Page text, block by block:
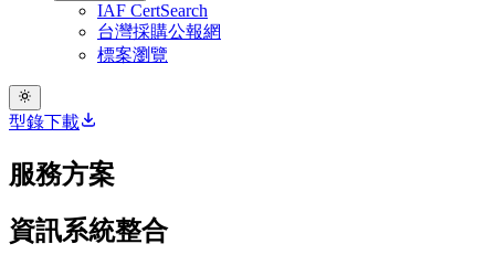
IAF CertSearch
台灣採購公報網
標案瀏覽
型錄下載
服務方案
資訊系統整合